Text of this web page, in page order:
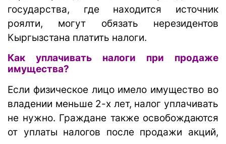
государства, где находится источник
роялти, могут обязать нерезидентов
Кыргызстана платить налоги.
Как уплачивать налоги при продаже
имущества?
Если физическое лицо имело имущество во
владении меньше 2-х лет, налог уплачивать
не нужно. Граждане также освобождаются
от уплаты налогов после продажи акций,